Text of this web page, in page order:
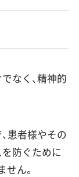
なく、精神的
患者様やその
防ぐために
ん。